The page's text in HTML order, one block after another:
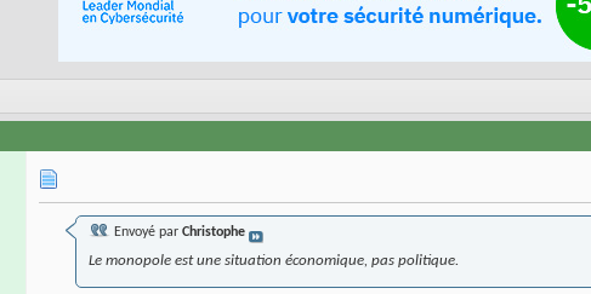
Envoyé par Christophe
Le monopole est une situation économique, pas politique.